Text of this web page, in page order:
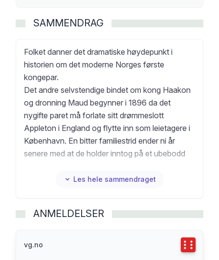
SAMMENDRAG
Folket danner det dramatiske høydepunkt i
historien om det moderne Norges første
kongepar.
Det andre selvstendige bindet om kong Haakon
og dronning Maud begynner i 1896 da det
nygifte paret må forlate sitt drømmeslott
Appleton i England og flytte inn som leietagere i
København. En bitter familiestrid ender ni år
senere med at de holder inntog på et ubebodd
slekt eller venner. Bare et folk som jubler dem
menneskelige utviklingslinjer veves sammen med
verdensherredømme, der monarker av Guds
nåde slåss på vikende front mot folkenes krav
Les hele sammendraget
ANMELDELSER
vg.no